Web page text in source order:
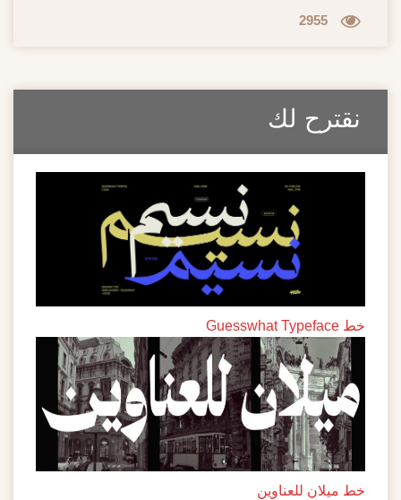
2955
نقترح لك
خط Guesswhat Typeface
خط ميلان للعناوين